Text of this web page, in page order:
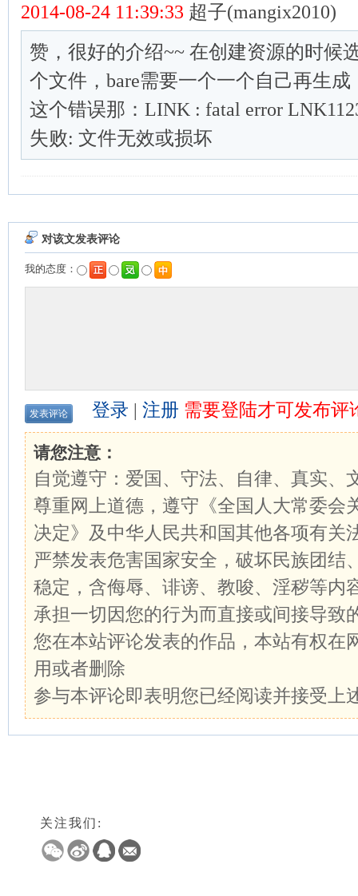
2014-08-24 11:39:33 超子(mangix2010)
赞，很好的介绍~~ 在创建资源的时候
个文件，bare需要一个一个自己再生
这个错误那：LINK : fatal error
失败: 文件无效或损坏
对该文发表评论
我的态度：
登录 | 注册 需要登陆才可发布评
请您注意：
自觉遵守：爱国、守法、自律、真实、
尊重网上道德，遵守《全国人大常委会
决定》及中华人民共和国其他各项有关
严禁发表危害国家安全，破坏民族团结
稳定，含侮辱、诽谤、教唆、淫秽等内
承担一切因您的行为而直接或间接导致
您在本站评论发表的作品，本站有权在
用或者删除
参与本评论即表明您已经阅读并接受上
关注我们: